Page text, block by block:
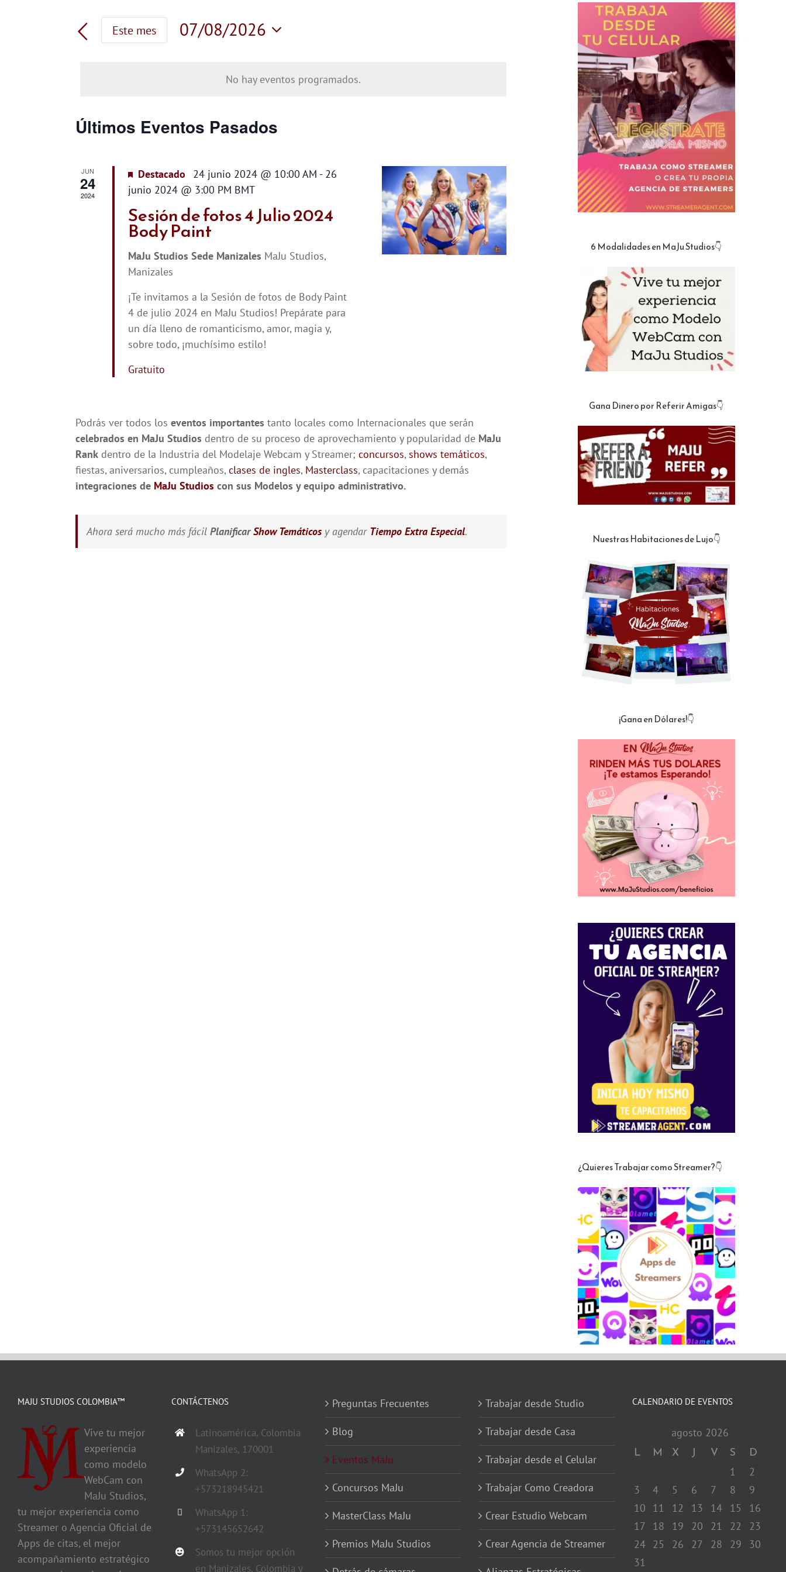
No hay eventos programados.
de
búsqueda
de
Eventos
palabra
clave.
clave.
Este mes
07/08/2026
Calendario
Eventos
Últimos Eventos Pasados
JUN
24
2024
Destacado 24 junio 2024 @ 10:00 AM - 26
junio 2024 @ 3:00 PM BMT
Sesión de fotos 4 Julio 2024
Body Paint
MaJu Studios Sede Manizales MaJu Studios,
Manizales
¡Te invitamos a la Sesión de fotos de Body Paint
4 de julio 2024 en MaJu Studios! Prepárate para
un día lleno de romanticismo, amor, magia y,
sobre todo, ¡muchísimo estilo!
Gratuito
Podrás ver todos los eventos importantes tanto locales como Internacionales que serán
celebrados en MaJu Studios dentro de su proceso de aprovechamiento y popularidad de MaJu
Rank dentro de la Industria del Modelaje Webcam y Streamer; concursos, shows temáticos,
fiestas, aniversarios, cumpleaños, clases de ingles, Masterclass, capacitaciones y demás
integraciones de MaJu Studios con sus Modelos y equipo administrativo.
Ahora será mucho más fácil PlanificarShow Temáticos y agendar Tiempo Extra Especial.
6 Modalidades en MaJu Studios👇
Gana Dinero por Referir Amigas👇
Nuestras Habitaciones de Lujo👇
¡Gana en Dólares!👇
¿Quieres Trabajar como Streamer?👇
MAJU STUDIOS COLOMBIA™
Vive tu mejor
experiencia
como modelo
WebCam con
MaJu Studios,
tu mejor experiencia como
Streamer o Agencia Oficial de
Apps de citas, el mejor
acompañamiento estratégico
CONTÁCTENOS
Latinoamérica, Colombia
Manizales, 170001
WhatsApp 2:
+573218945421
WhatsApp 1:
+573145652642
Somos tu mejor opción
en Manizales, Colombia y
Preguntas Frecuentes
Blog
Eventos MaJu
Concursos MaJu
MasterClass MaJu
Premios MaJu Studios
Trabajar desde Studio
Trabajar desde Casa
Trabajar desde el Celular
Trabajar Como Creadora
Crear Estudio Webcam
Crear Agencia de Streamer
CALENDARIO DE EVENTOS
agosto 2026
L M X J V S D
1
2
3
4 5 6 7 8
9
10
11 12 13 14 15
16
17
18 19 20 21 22
23
24 25 26 27 28 29
30
31